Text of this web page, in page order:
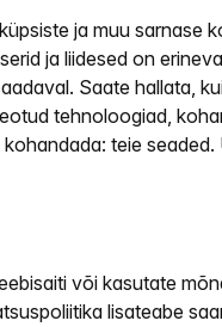
ja muu sarnase
ja liidesed on
Saate hallata,
tehnoloogiad,
teie
või kasutate
lisateabe